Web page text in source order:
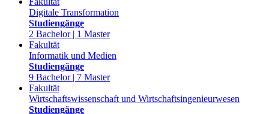
Digitale Transformation
Studiengänge
2 Bachelor | 1 Master
Fakultät
Informatik und Medien
Studiengänge
9 Bachelor | 7 Master
Fakultät
Wirtschaftswissenschaft und Wirtschaftsingenieurwesen
Studiengänge